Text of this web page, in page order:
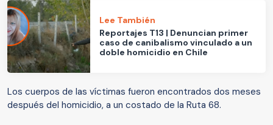
Lee También
Reportajes T13 | Denuncian primer
caso de canibalismo vinculado a un
doble homicidio en Chile
Los cuerpos de las víctimas fueron encontrados dos meses
después del homicidio, a un costado de la Ruta 68.